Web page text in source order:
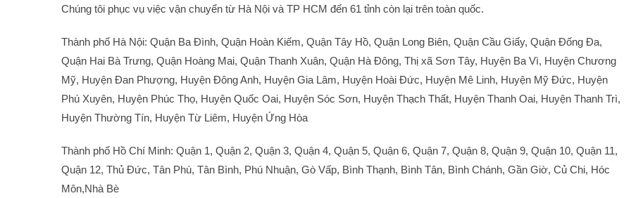
Chúng tôi phục vụ việc vận chuyển từ Hà Nội và TP HCM đến 61 tỉnh còn lại trên toàn quốc.
Thành phố Hà Nội: Quận Ba Đình, Quận Hoàn Kiếm, Quận Tây Hồ, Quận Long Biên, Quận Cầu Giấy, Quận Đống Đa,
Quận Hai Bà Trưng, Quận Hoàng Mai, Quận Thanh Xuân, Quận Hà Đông, Thị xã Sơn Tây, Huyện Ba Vì, Huyện Chương
Mỹ, Huyện Đan Phượng, Huyện Đông Anh, Huyện Gia Lâm, Huyện Hoài Đức, Huyện Mê Linh, Huyện Mỹ Đức, Huyện
Phú Xuyên, Huyện Phúc Thọ, Huyện Quốc Oai, Huyện Sóc Sơn, Huyện Thạch Thất, Huyện Thanh Oai, Huyện Thanh Trì,
Huyện Thường Tín, Huyện Từ Liêm, Huyện Ứng Hòa
Thành phố Hồ Chí Minh: Quận 1, Quận 2, Quận 3, Quận 4, Quận 5, Quận 6, Quận 7, Quận 8, Quận 9, Quận 10, Quận 11,
Quận 12, Thủ Đức, Tân Phú, Tân Bình, Phú Nhuận, Gò Vấp, Bình Thạnh, Bình Tân, Bình Chánh, Gần Giờ, Củ Chi, Hóc
Môn,Nhà Bè